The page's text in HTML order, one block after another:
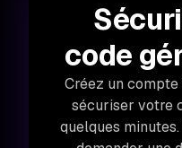
code
Créez un
sécuriser votre
quelques